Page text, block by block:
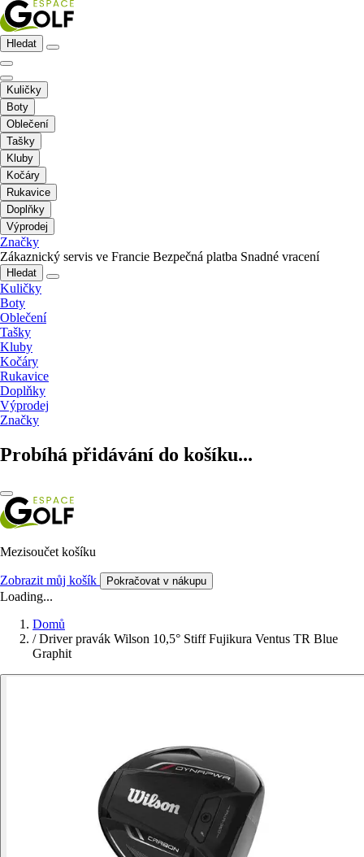
Hledat
Kuličky
Boty
Oblečení
Tašky
Kluby
Kočáry
Rukavice
Doplňky
Výprodej
Značky
Zákaznický servis ve Francie Bezpečná platba Snadné vracení
Hledat
Kuličky
Boty
Oblečení
Tašky
Kluby
Kočáry
Rukavice
Doplňky
Výprodej
Značky
Probíhá přidávání do košíku...
Mezisoučet košíku
Zobrazit můj košík Pokračovat v nákupu
Loading...
Domů
/ Driver pravák Wilson 10,5° Stiff Fujikura Ventus TR Blue
Graphit